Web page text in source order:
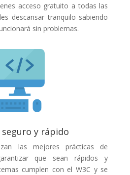
acceso gratuito a todas las
descansar tranquilo sabiendo
sin problemas.
seguro y rápido
las mejores prácticas de
que sean rápidos y
cumplen con el W3C y se